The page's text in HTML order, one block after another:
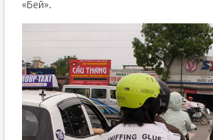
«Бей».